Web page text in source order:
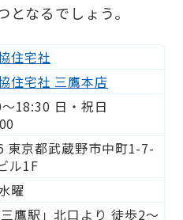
なるでしょう。
住宅社
住宅社 三鷹本店
18:30 日・祝日
東京都武蔵野市中町1-7-
ル1F
曜
鷹駅」北口より 徒歩2～